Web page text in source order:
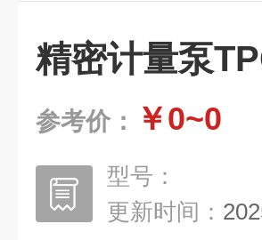
精密计量泵
参考价： ￥0~0
型号：
更新时间：